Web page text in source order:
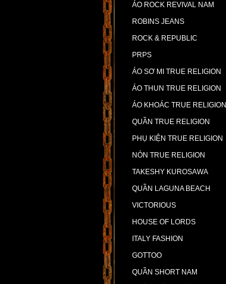
ÁO ROCK REVIVAL NAM
ROBINS JEANS
ROCK & REPUBLIC
PRPS
ÁO SƠ MI TRUE RELIGION
ÁO THUN TRUE RELIGION
ÁO KHOÁC TRUE RELIGION
QUẦN TRUE RELIGION
PHỤ KIỆN TRUE RELIGION
NÓN TRUE RELIGION
TAKESHY KUROSAWA
QUẦN LAGUNA BEACH
VICTORIOUS
HOUSE OF LORDS
ITALY FASHION
GOTTOO
QUẦN SHORT NAM